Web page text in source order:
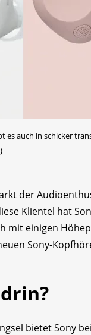
es auch in schicker
der
Klientel hat
mit einigen
Sony-
bietet Sony